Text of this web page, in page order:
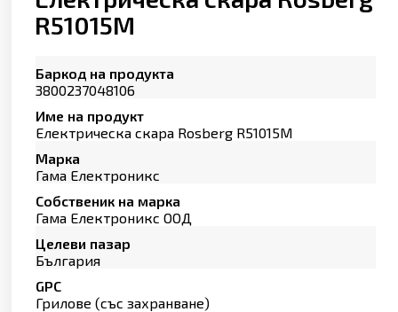
R51015M
Баркод на продукта
3800237048106
Име на продукт
Електрическа скара Rosberg R51015M
Марка
Гама Електроникс
Собственик на марка
Гама Електроникс ООД
Целеви пазар
България
GPC
Грилове (със захранване)